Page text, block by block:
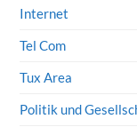
Internet
Tel Com
Tux Area
Politik und